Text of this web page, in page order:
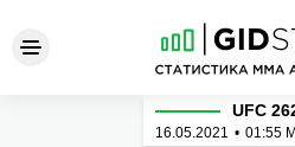
Кевин Агилар -
UFC
16.05.2021 • 01:55